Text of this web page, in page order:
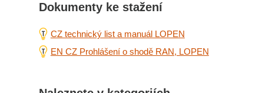
Dokumenty ke stažení
CZ technický list a manuál LOPEN
EN CZ Prohlášení o shodě RAN, LOPEN